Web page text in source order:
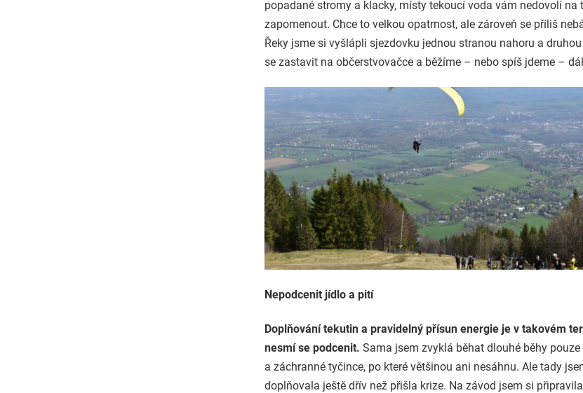
popadané stromy a klacky, místy tekoucí voda vám nedovolí na
zapomenout. Chce to velkou opatrnost, ale zároveň se příliš
Řeky jsme si vyšlápli sjezdovku jednou stranou nahoru a
se zastavit na občerstvovačce a běžíme – nebo spíš jdeme –
Nepodcenit jídlo a pití
Doplňování tekutin a pravidelný přísun energie je v takovém
nesmí se podcenit. Sama jsem zvyklá běhat dlouhé běhy
a záchranné tyčince, po které většinou ani nesáhnu. Ale tady
doplňovala ještě dřív než přišla krize. Na závod jsem si